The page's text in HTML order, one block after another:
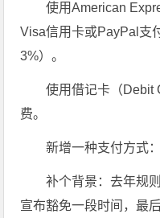
使用American
Visa信用卡或PayPal支
3%）。
使用借记卡（Debit
费。
新增一种支付方式
补个背景：去年规
宣布豁免一段时间，最